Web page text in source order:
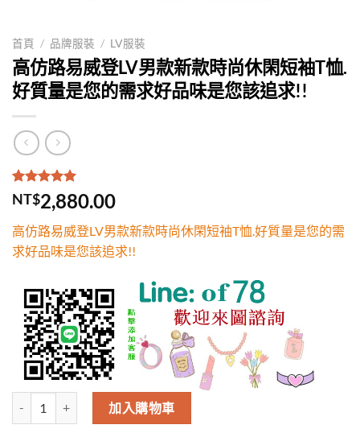
首頁 / 品牌服裝 / LV服裝
高仿路易威登LV男款新款時尚休閑短袖T恤.
好質量是您的需求好品味是您該追求!!
評分5.00/
5，已有
1
位
分
NT$2,880.00
高仿路易威登LV男款新款時尚休閑短袖T恤.好質量是您的需
求好品味是您該追求!!
高仿路易威登LV男款新款時尚休閑短袖T恤.好質量是您的需求好品味
加入購物車